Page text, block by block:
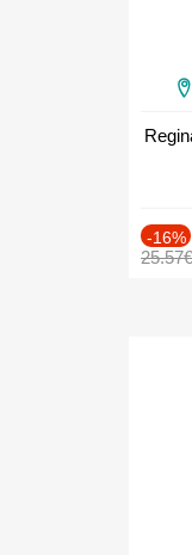
-16%
25.57€